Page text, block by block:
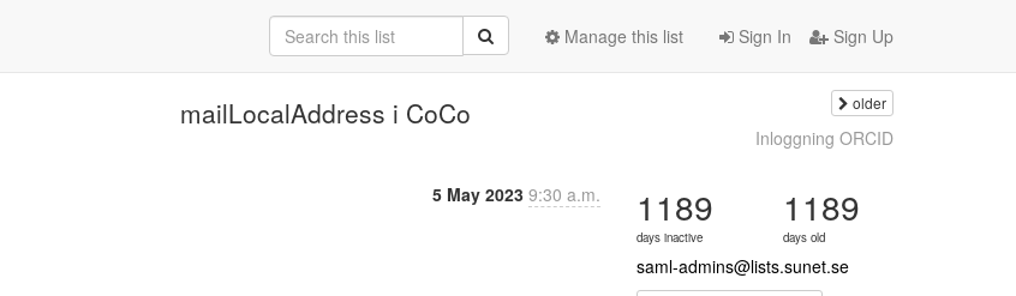
Sign In Sign Up
Manage this list
mailLocalAddress i CoCo older
Inloggning ORCID
5 May 2023 9:30 a.m. 1189
days inactive
1189
days old
saml-admins@lists.sunet.se